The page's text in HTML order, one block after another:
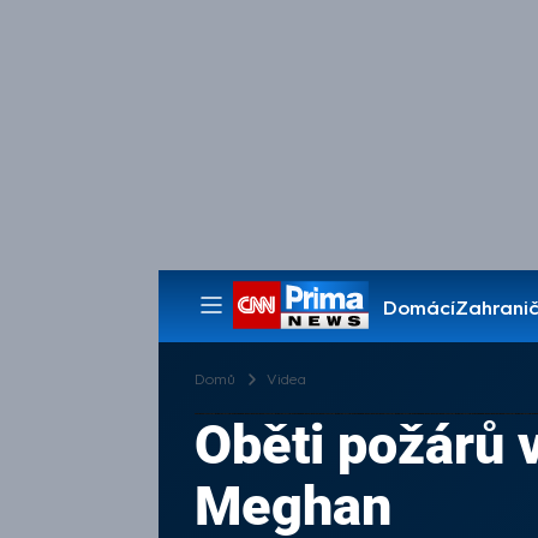
Domácí
Pořady
Domů Videa
Oběti požárů
Meghan